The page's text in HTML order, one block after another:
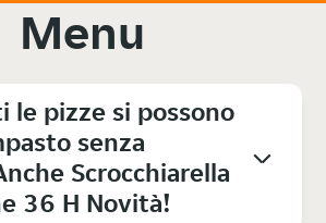
Menu
le pizze si possono
senza
Scrocchiarella
Lievitazione 36 H Novità!